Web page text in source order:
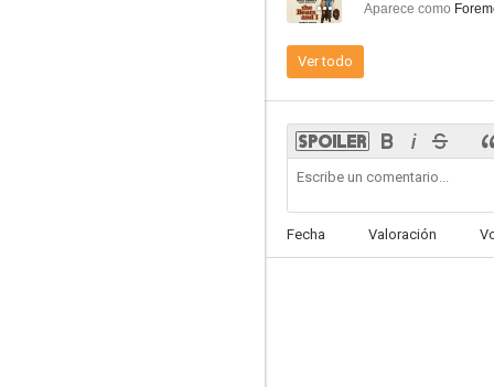
7.1
Aparece como
Ver todo
Fecha Valoración